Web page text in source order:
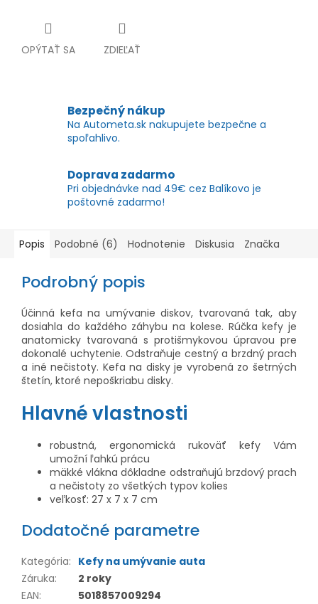
OPÝTAŤ SA ZDIEĽAŤ
Bezpečný nákup
Na Autometa.sk nakupujete bezpečne a
spoľahlivo.
Doprava zadarmo
Pri objednávke nad 49€ cez Balíkovo je
poštovné zadarmo!
Popis Podobné (6) Hodnotenie Diskusia Značka
Podrobný popis
Účinná kefa na umývanie diskov, tvarovaná tak, aby
dosiahla do každého záhybu na kolese. Rúčka kefy je
anatomicky tvarovaná s protišmykovou úpravou pre
dokonalé uchytenie. Odstraňuje cestný a brzdný prach
a iné nečistoty. Kefa na disky je vyrobená zo šetrných
štetín, ktoré nepoškriabu disky.
Hlavné vlastnosti
robustná, ergonomická rukoväť kefy Vám
umožní ľahkú prácu
mäkké vlákna dôkladne odstraňujú brzdový prach
a nečistoty zo všetkých typov kolies
veľkosť: 27 x 7 x 7 cm
Dodatočné parametre
Kategória: Kefy na umývanie auta
Záruka:
2 roky
EAN:
5018857009294